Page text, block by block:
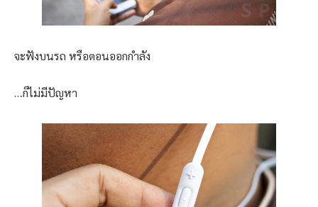
จะฟังบนรถ หรือตอนออกกำลัง
…ก็ไม่มีปัญหา